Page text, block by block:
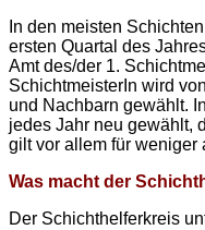
In den meisten
ersten Quartal des
Amt des/der 1.
SchichtmeisterIn wird
und Nachbarn gewählt.
jedes Jahr neu gewählt,
gilt vor allem für weniger
Was macht der
Der Schichthelferkreis